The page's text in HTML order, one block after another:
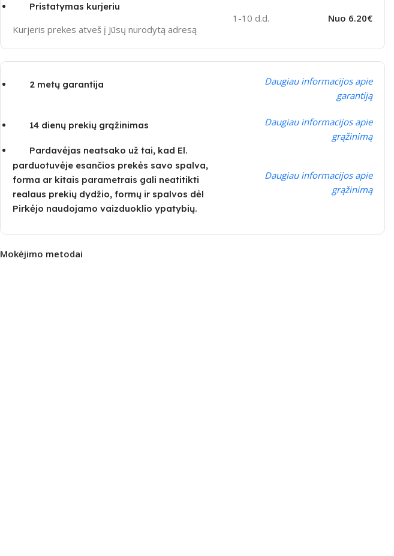
Pristatymas kurjeriu
Kurjeris prekes atveš į Jūsų nurodytą adresą
1-10 d.d. Nuo 6.20€
2 metų garantija
Daugiau informacijos apie
garantiją
14 dienų prekių grąžinimas
Daugiau informacijos apie
grąžinimą
Pardavėjas neatsako už tai, kad El.
parduotuvėje esančios prekės savo spalva,
forma ar kitais parametrais gali neatitikti
realaus prekių dydžio, formų ir spalvos dėl
Pirkėjo naudojamo vaizduoklio ypatybių.
Daugiau informacijos apie
grąžinimą
Mokėjimo metodai